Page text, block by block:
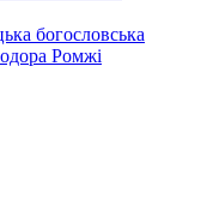
богословська
Ромжі